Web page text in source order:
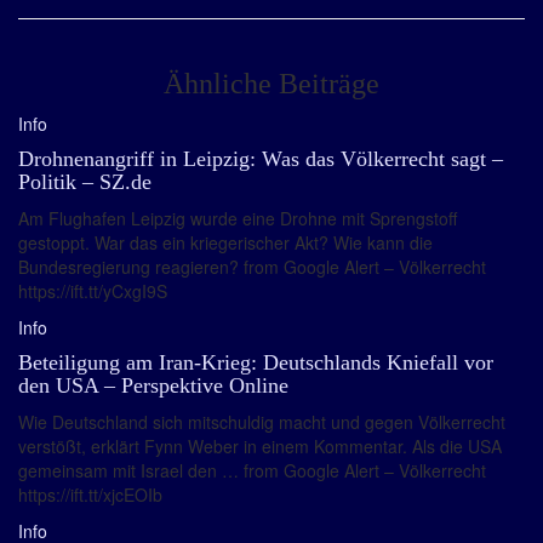
Ähnliche Beiträge
Info
Drohnenangriff in Leipzig: Was das Völkerrecht sagt –
Politik – SZ.de
Am Flughafen Leipzig wurde eine Drohne mit Sprengstoff
gestoppt. War das ein kriegerischer Akt? Wie kann die
Bundesregierung reagieren? from Google Alert – Völkerrecht
https://ift.tt/yCxgI9S
Info
Beteiligung am Iran-Krieg: Deutschlands Kniefall vor
den USA – Perspektive Online
Wie Deutschland sich mitschuldig macht und gegen Völkerrecht
verstößt, erklärt Fynn Weber in einem Kommentar. Als die USA
gemeinsam mit Israel den … from Google Alert – Völkerrecht
https://ift.tt/xjcEOIb
Info